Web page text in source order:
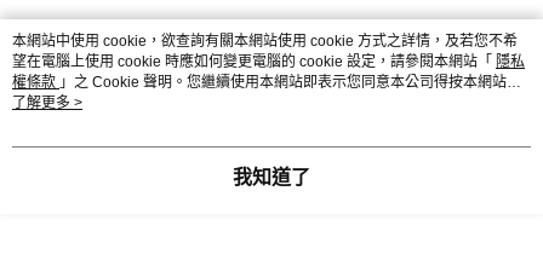
熱門標籤
本網站中使用 cookie，欲查詢有關本網站使用 cookie 方式之詳情，及若您不希
望在電腦上使用 cookie 時應如何變更電腦的 cookie 設定，請參閱本網站「 隱私
權條款 」之 Cookie 聲明。您繼續使用本網站即表示您同意本公司得按本網站使
用條款之 Cookie 聲明使用 cookie。
了解更多 >
我知道了